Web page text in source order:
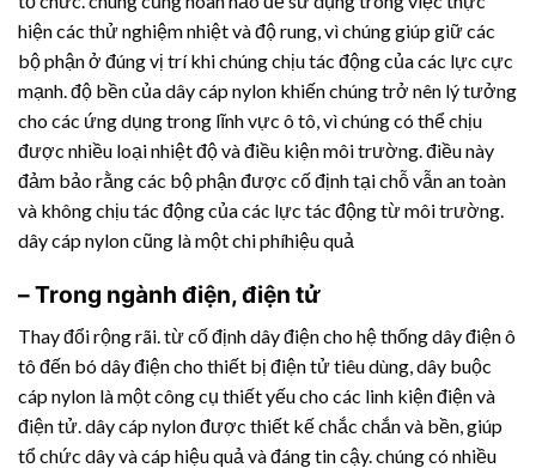
hiện các thử nghiệm nhiệt và độ rung, vì chúng giúp giữ các
bộ phận ở đúng vị trí khi chúng chịu tác động của các lực cực
mạnh. độ bền của dây cáp nylon khiến chúng trở nên lý tưởng
cho các ứng dụng trong lĩnh vực ô tô, vì chúng có thể chịu
được nhiều loại nhiệt độ và điều kiện môi trường. điều này
đảm bảo rằng các bộ phận được cố định tại chỗ vẫn an toàn
và không chịu tác động của các lực tác động từ môi trường.
dây cáp nylon cũng là một chi phíhiệu quả
– Trong ngành điện, điện tử
Thay đổi rộng rãi. từ cố định dây điện cho hệ thống dây điện ô
tô đến bó dây điện cho thiết bị điện tử tiêu dùng, dây buộc
cáp nylon là một công cụ thiết yếu cho các linh kiện điện và
điện tử. dây cáp nylon được thiết kế chắc chắn và bền, giúp
tổ chức dây và cáp hiệu quả và đáng tin cậy. chúng có nhiều